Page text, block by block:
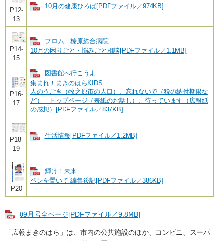
P12-
13
10月の健康ひろば[PDFファイル／974KB]
P14-
15
フロム 榛原総合病院
10月の困りごと・悩みごと相談[PDFファイル／1.1MB]
P16-
17
図書館へ行こうよ
集まれ！まきのはらKIDS
人のうごき（牧之原市の人口）、忘れないで（税の納付期限な
ど）、トップページ（表紙のお話し）、待っています（広報紙
の感想）[PDFファイル／837KB]
P18-
19
生活情報[PDFファイル／1.2MB]
P20
輝け！未来
ペンを置いて-編集後記[PDFファイル／386KB]
09月号全ページ[PDFファイル／9.8MB]
「広報まきのはら」は、市内の公共施設のほか、コンビニ、スーパ